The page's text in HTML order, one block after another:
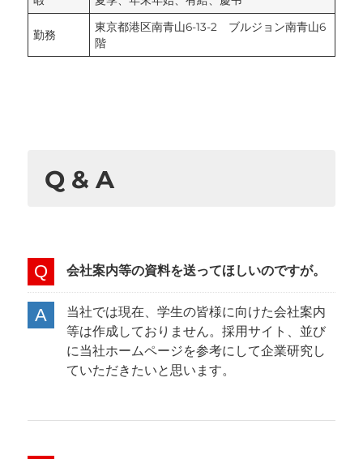
勤務
東京都港区南青山6-13-2 ブルジョン南青山6
階
Q & A
会社案内等の資料を送ってほしいのですが。
当社では現在、学生の皆様に向けた会社案内
等は作成しておりません。採用サイト、並び
に当社ホームページを参考にして企業研究し
ていただきたいと思います。